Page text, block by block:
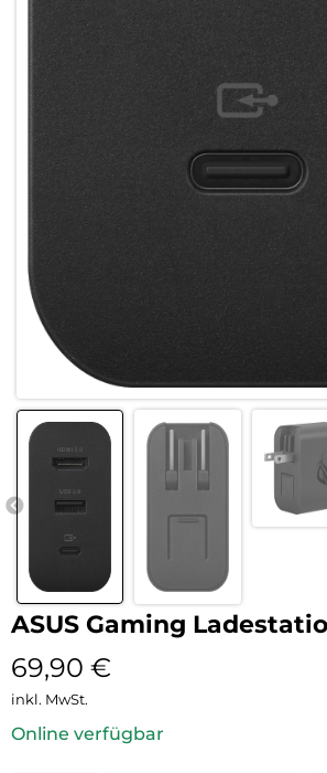
ASUS Gaming
69,90 €
inkl. MwSt.
Online verfügbar